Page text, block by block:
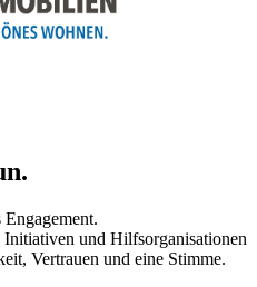
und Hilfsorganisationen
Vertrauen und eine Stimme.